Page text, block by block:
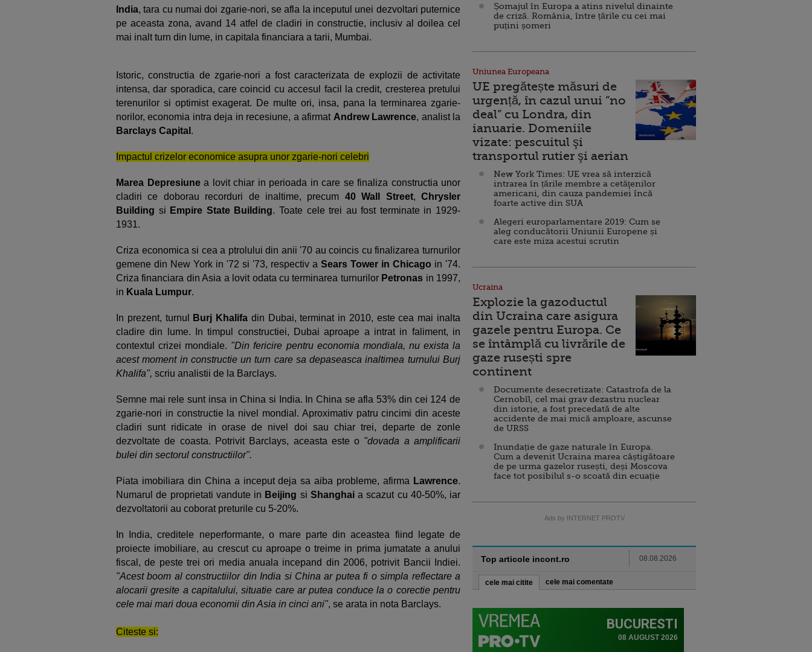
India, tara cu numai doi zgarie-nori, se afla la inceputul unei dezvoltari puternice
pe aceasta zona, avand 14 atfel de cladiri in constructie, inclusiv al doilea cel
mai inalt turn din lume, in capitala financiara a tarii, Mumbai.
Istoric, constructia de zgarie-nori a fost caracterizata de explozii de activitate
intensa, dar sporadica, care coincid cu accesul facil la credit, cresterea pretului
terenurilor si optimist exagerat. De multe ori, insa, pana la terminarea zgarie-
norilor, economia intra deja in recesiune, a afirmat Andrew Lawrence, analist la
Barclays Capital .
Impactul crizelor economice asupra unor zgarie-nori celebri
Marea Depresiunea lovit chiar in perioada in care se finaliza constructia unor
cladiri ce doborau recorduri de inaltime, precum 40 Wall Street, Chrysler
Building si Empire State Building. Toate cele trei au fost terminate in 1929-
1931.
Criza economica si cea a ptrolului din anii '70 au coincis cu finalizarea turnurilor
gemene din New York in '72 si '73, respectiv a Sears Tower in Chicago in '74.
Criza financiara din Asia a lovit odata cu terminarea turnurilorPetronas in 1997,
in Kuala Lumpur.
In prezent, turnul Burj Khalifa din Dubai, terminat in 2010, este cea mai inalta
cladire din lume. In timpul constructiei, Dubai aproape a intrat in faliment, in
contextul crizei mondiale. "Din fericire pentru economia mondiala, nu exista la
acest moment in constructie un turn care sa depaseasca inaltimea turnului Burj
Khalifa", scriu analistii de la Barclays.
Semne mai rele sunt insa in China si India. In China se afla 53% din cei 124 de
zgarie-nori in constructie la nivel mondial. Aproximativ patru cincimi din aceste
cladiri sunt ridicate in orase de nivel doi sau chiar trei, departe de zonle
dezvoltate de coasta. Potrivit Barclays, aceasta este o "dovada a amplificarii
bulei din sectorul constructiilor".
Piata imobiliara din China a inceput deja sa aiba probleme, afirma Lawrence.
Numarul de proprietati vandute in Beijing si Shanghaia scazut cu 40-50%, iar
dezvoltatorii au coborat preturile cu 5-20%.
In India, creditele neperformante, o mare parte din aceastea fiind legate de
proiecte imobiliare, au crescut cu aproape o treime in prima jumatate a anului
fiscal, de peste trei ori media anuala incepand din 2006, potrivit Bancii Indiei.
"Acest boom al constructiilor din India si China ar putea fi o simpla reflectare a
alocarii gresite a capitalului, situatie care ar putea conduce la o corectie pentru
cele mai mari doua economii din Asia in cinci ani", se arata in nota Barclays.
Citeste si:
Șomajul în Europa a atins nivelul dinainte
de criză. România, între țările cu cei mai
puțini șomeri
Uniunea Europeana
UE pregătește măsuri de
urgență, în cazul unui ”no
deal” cu Londra, din
ianuarie. Domeniile
vizate: pescuitul şi
transportul rutier şi aerian
New York Times: UE vrea să interzică
intrarea în țările membre a cetăţenilor
americani, din cauza pandemiei încă
foarte active din SUA
Alegeri europarlamentare 2019: Cum se
aleg conducătorii Uniunii Europene și
care este miza acestui scrutin
Ucraina
Explozie la gazoductul
din Ucraina care asigura
gazele pentru Europa. Ce
se întâmplă cu livrările de
gaze rusești spre
continent
Documente desecretizate: Catastrofa de la
Cernobîl, cel mai grav dezastru nuclear
din istorie, a fost precedată de alte
accidente de mai mică amploare, ascunse
de URSS
Inundație de gaze naturale în Europa.
Cum a devenit Ucraina marea câștigătoare
de pe urma gazelor rusești, deși Moscova
face tot posibilul s-o scoată din ecuație
Ads by INTERNET PROTV
Top articole incont.ro 08.08.2026
cele mai citite cele mai comentate